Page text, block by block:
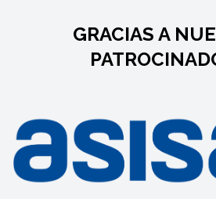
GRACIAS A